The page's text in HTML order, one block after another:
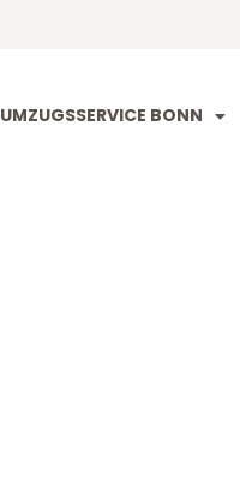
UMZUGSSERVICE BONN